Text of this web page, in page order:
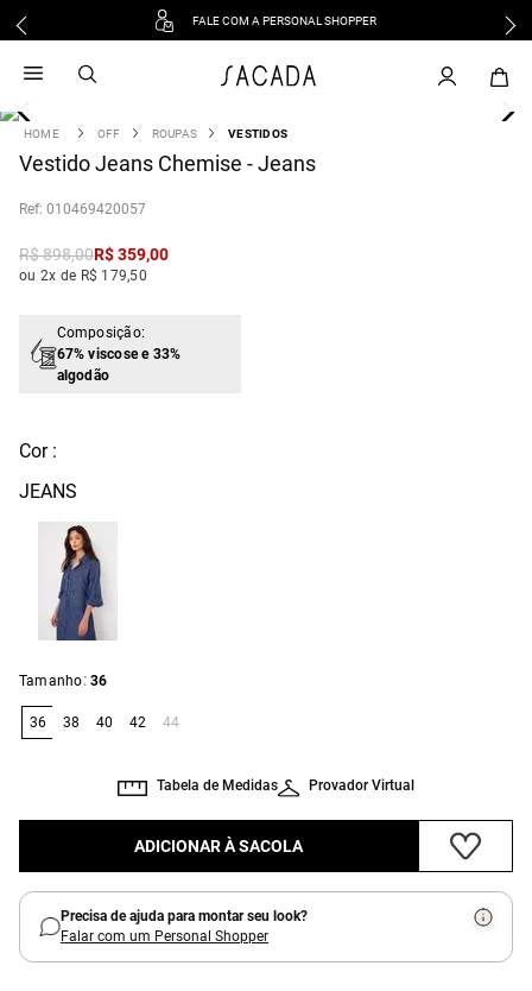
FALE COM A PERSONAL SHOPPER
OFF ROUPAS VESTIDOS
Vestido Jeans Chemise - Jeans
: 010469420057
R$898,00R$359,00
ou 2x de R$ 179,50
Composição:
67% viscose e 33%
algodão
Cor :
JEANS
Tamanho: 36
36 38 40 42 44
Provador Virtual
Tabela de Medidas
ADICIONAR À SACOLA
Precisa de ajuda para montar seu look?
Falar com um Personal Shopper
vestido
3 º blusa
º tricot
º macacão
jeans
º vestido curto